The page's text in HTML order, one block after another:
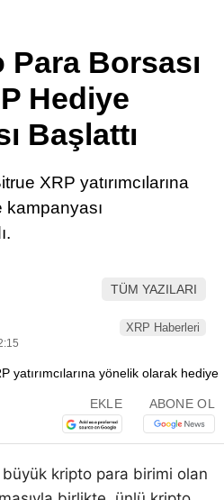
Youtube
TikTok
LinkedIn
Borsası
Hediye
Başlattı
XRP yatırımcılarına
TÜM YAZILARI
XRP Haberleri
EKLE ABONE OL
kripto para birimi olan